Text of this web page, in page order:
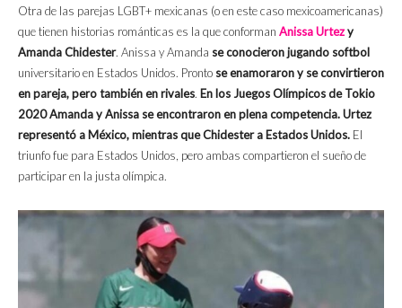
Otra de las parejas LGBT+ mexicanas (o en este caso mexicoamericanas)
que tienen historias románticas es la que conforman Anissa Urtezy
Amanda Chidester. Anissa y Amanda se conocieron jugando softbol
universitario en Estados Unidos. Pronto se enamoraron y se convirtieron
en pareja, pero también en rivales. En los Juegos Olímpicos de Tokio
2020 Amanda y Anissa se encontraron en plena competencia. Urtez
representó a México, mientras que Chidester a Estados Unidos. El
triunfo fue para Estados Unidos, pero ambas compartieron el sueño de
participar en la justa olímpica.